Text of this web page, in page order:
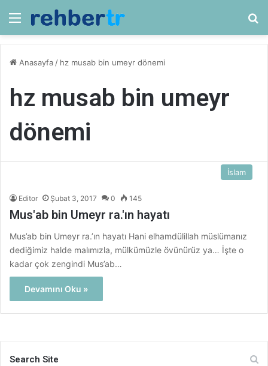
Menü
Anasayfa / hz musab bin umeyr dönemi
hz musab bin umeyr
dönemi
İslam
Editor Şubat 3, 2017 0 145
Mus'ab bin Umeyr ra.'ın hayatı
Mus’ab bin Umeyr ra.’ın hayatı Hani elhamdülillah müslümanız
dediğimiz halde malımızla, mülkümüzle övünürüz ya… İşte o
kadar çok zengindi Mus’ab…
Devamını Oku »
Search Site